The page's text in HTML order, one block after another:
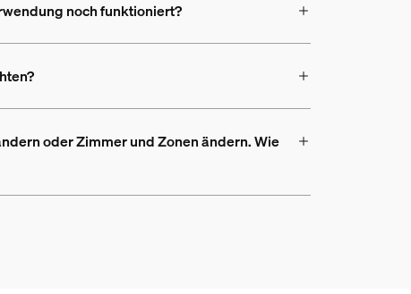
noch funktioniert?
oder Zimmer und Zonen ändern. Wie